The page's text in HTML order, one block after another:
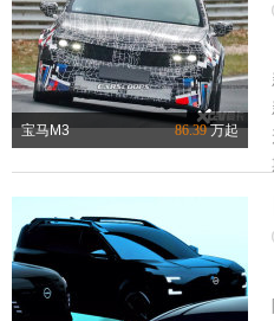
宝马M3 86.39万起